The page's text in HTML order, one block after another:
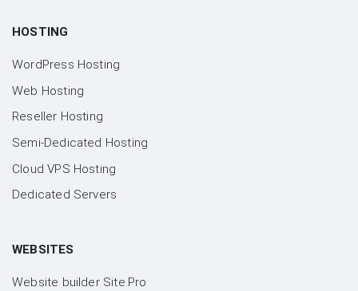
HOSTING
WordPress Hosting
Web Hosting
Reseller Hosting
Semi-Dedicated Hosting
Cloud VPS Hosting
Dedicated Servers
WEBSITES
Website builder Site.Pro